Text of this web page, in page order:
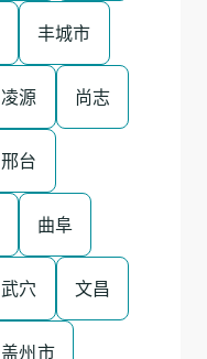
丰城市
凌源 尚志
邢台
曲阜
武穴 文昌
盖州市